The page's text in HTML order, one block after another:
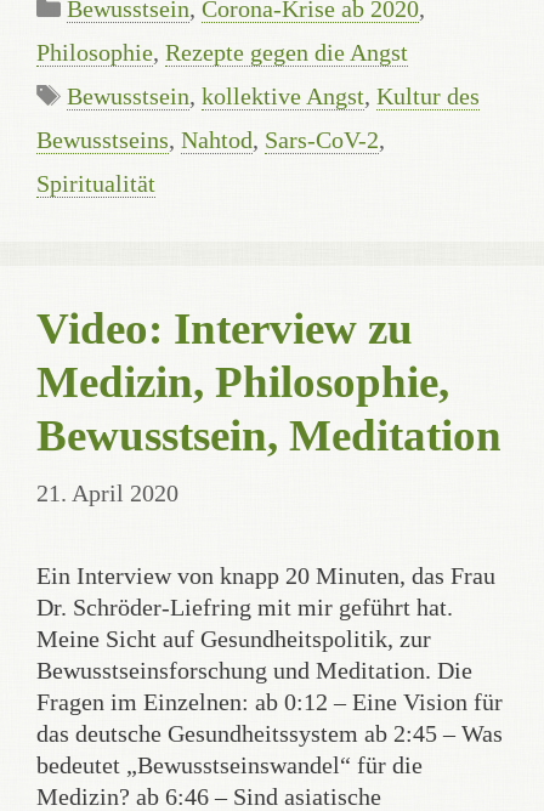
Bewusstsein, Corona-Krise ab 2020,
Philosophie, Rezepte gegen die Angst
Schlagwörter
Bewusstsein, kollektive Angst, Kultur des
Bewusstseins, Nahtod, Sars-CoV-2,
Spiritualität
Video: Interview zu
Medizin, Philosophie,
Bewusstsein, Meditation
21. April 2020
Ein Interview von knapp 20 Minuten, das Frau
Dr. Schröder-Liefring mit mir geführt hat.
Meine Sicht auf Gesundheitspolitik, zur
Bewusstseinsforschung und Meditation. Die
Fragen im Einzelnen: ab 0:12 – Eine Vision für
das deutsche Gesundheitssystem ab 2:45 – Was
bedeutet „Bewusstseinswandel“ für die
Medizin? ab 6:46 – Sind asiatische